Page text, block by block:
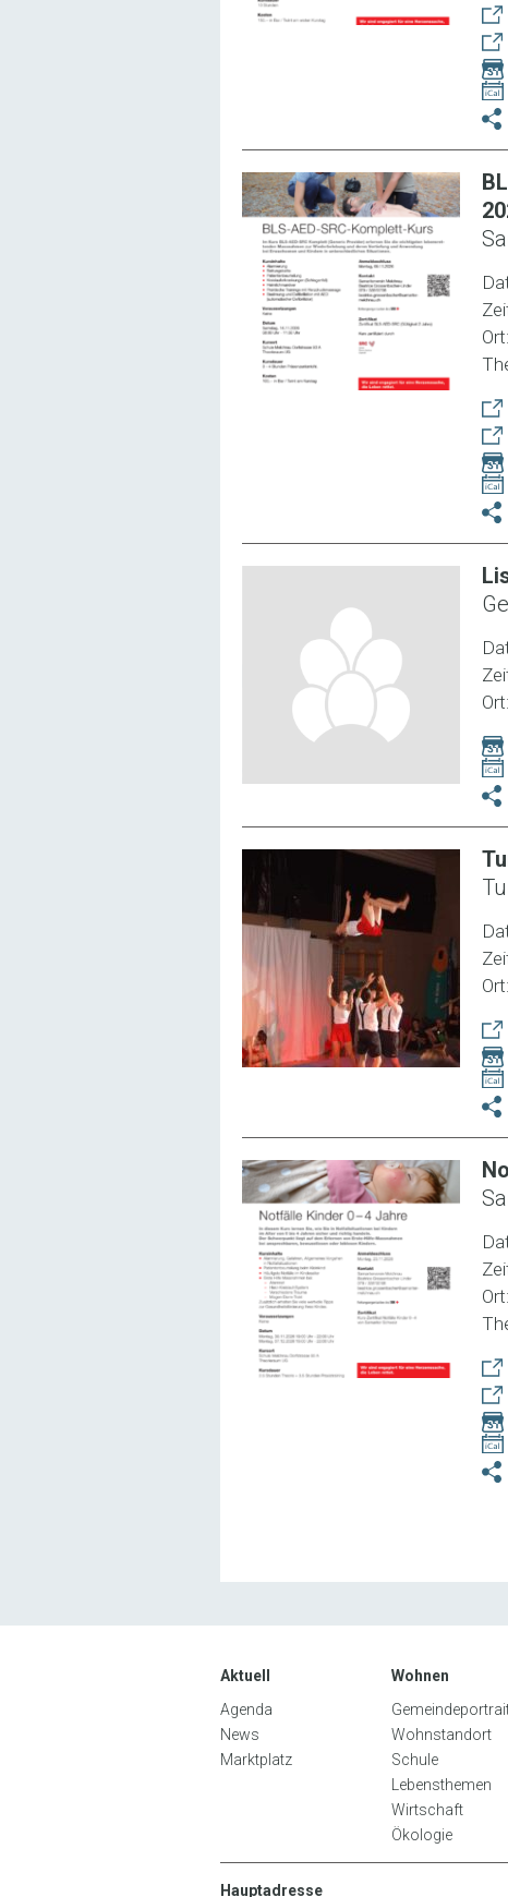
Aktuell
Agenda
News
Marktplatz
Wohnen
Wohnstandort
Schule
Lebensthemen
Wirtschaft
Ökologie
Hauptadresse